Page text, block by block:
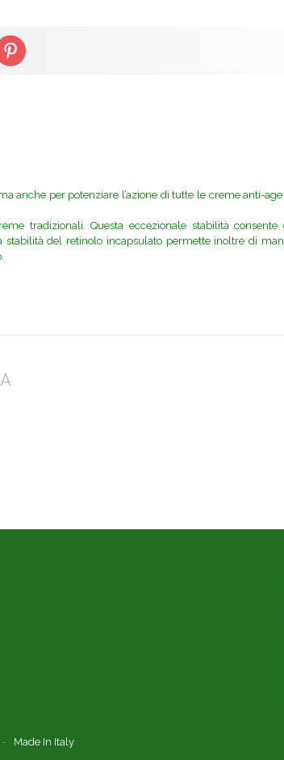
anche per potenziare l’azione di tutte le creme anti-
tradizionali. Questa eccezionale stabilità
del retinolo incapsulato permette inoltre di
Made In Italy